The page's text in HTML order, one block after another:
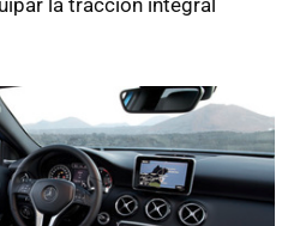
la tracción integral